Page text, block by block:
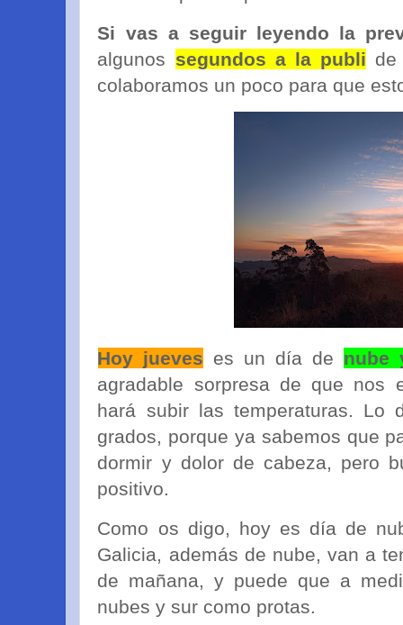
Si vas a seguir leyendo la
algunos segundos a la publi
colaboramos un poco para que
Hoy jueves es un día de nube
agradable sorpresa de que nos
hará subir las temperaturas. Lo
grados, porque ya sabemos que
dormir y dolor de cabeza, pero
positivo.
Como os digo, hoy es día de
Galicia, además de nube, van a
de mañana, y puede que a
nubes y sur como protas.